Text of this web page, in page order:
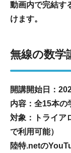
動画内で完結す
けます。
無線の数学
開講開始日：
内容：全15本の
対象：トライア
で利用可能）
陸特.netの